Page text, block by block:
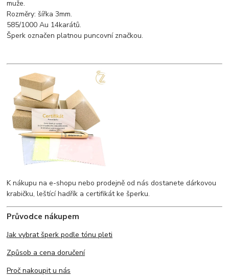
muže.
Rozměry: šířka 3mm.
585/1000 Au 14karátů.
Šperk označen platnou puncovní značkou.
K nákupu na e-shopu nebo prodejně od nás dostanete dárkovou
krabičku, leštící hadřík a certifikát ke šperku.
Průvodce nákupem
Jak vybrat šperk podle tónu pleti
Způsob a cena doručení
Proč nakoupit u nás